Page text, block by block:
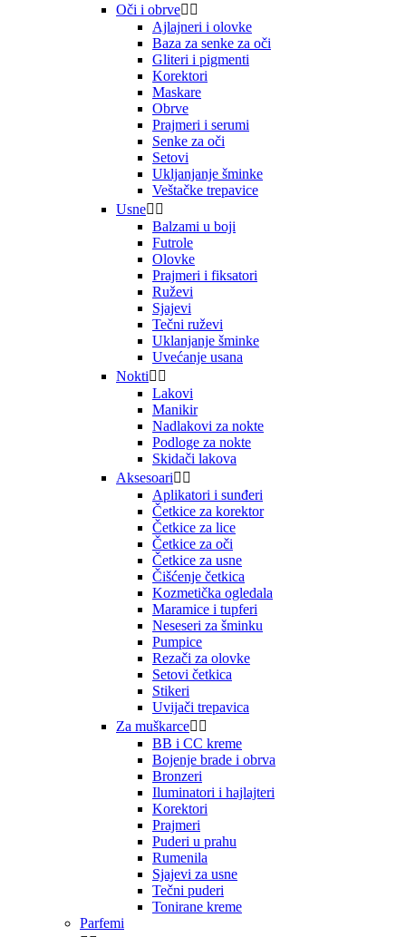
Oči i obrve 
Ajlajneri i olovke
Baza za senke za oči
Gliteri i pigmenti
Korektori
Maskare
Obrve
Prajmeri i serumi
Senke za oči
Setovi
Ukljanjanje šminke
Veštačke trepavice
Usne 
Balzami u boji
Futrole
Olovke
Prajmeri i fiksatori
Ruževi
Sjajevi
Tečni ruževi
Uklanjanje šminke
Uvećanje usana
Nokti 
Lakovi
Manikir
Nadlakovi za nokte
Podloge za nokte
Skidači lakova
Aksesoari 
Aplikatori i sunđeri
Četkice za korektor
Četkice za lice
Četkice za oči
Četkice za usne
Čišćenje četkica
Kozmetička ogledala
Maramice i tupferi
Neseseri za šminku
Pumpice
Rezači za olovke
Setovi četkica
Stikeri
Uvijači trepavica
Za muškarce 
BB i CC kreme
Bojenje brade i obrva
Bronzeri
Iluminatori i hajlajteri
Korektori
Prajmeri
Puderi u prahu
Rumenila
Sjajevi za usne
Tečni puderi
Tonirane kreme
Parfemi